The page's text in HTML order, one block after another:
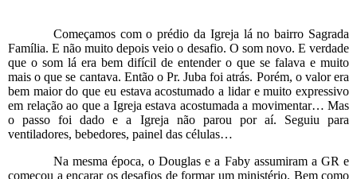
Começamos com o prédio da Igreja lá no bairro Sagrada
Família. E não muito depois veio o desafio. O som novo. E verdade
que o som lá era bem difícil de entender o que se falava e muito
mais o que se cantava. Então o Pr. Juba foi atrás. Porém, o valor era
bem maior do que eu estava acostumado a lidar e muito expressivo
em relação ao que a Igreja estava acostumada a movimentar… Mas
o passo foi dado e a Igreja não parou por aí. Seguiu para
ventiladores, bebedores, painel das células…
Na mesma época, o Douglas e a Faby assumiram a GR e
começou a encarar os desafios de formar um ministério. Bem como